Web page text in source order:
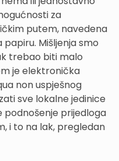
za
putem, navedena
Mišljenja smo
trebao biti malo
je elektronička
non uspješnog
sve lokalne jedinice
prijedloga
i to na lak, pregledan